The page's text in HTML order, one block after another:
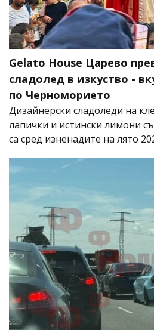
Gelato House Царево
сладолед в изкуство -
по Черноморието
Дизайнерски сладоледи на
лапички и истински лимони
са сред изненадите на лято